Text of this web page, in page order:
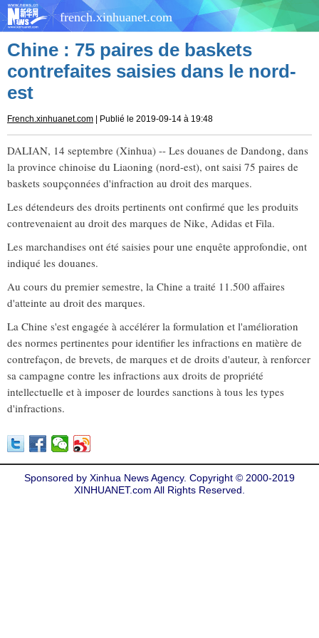
french.xinhuanet.com
Chine : 75 paires de baskets
contrefaites saisies dans le nord-
est
French.xinhuanet.com | Publié le 2019-09-14 à 19:48
DALIAN, 14 septembre (Xinhua) -- Les douanes de Dandong, dans
la province chinoise du Liaoning (nord-est), ont saisi 75 paires de
baskets soupçonnées d'infraction au droit des marques.
Les détendeurs des droits pertinents ont confirmé que les produits
contrevenaient au droit des marques de Nike, Adidas et Fila.
Les marchandises ont été saisies pour une enquête approfondie, ont
indiqué les douanes.
Au cours du premier semestre, la Chine a traité 11.500 affaires
d'atteinte au droit des marques.
La Chine s'est engagée à accélérer la formulation et l'amélioration
des normes pertinentes pour identifier les infractions en matière de
contrefaçon, de brevets, de marques et de droits d'auteur, à renforcer
sa campagne contre les infractions aux droits de propriété
intellectuelle et à imposer de lourdes sanctions à tous les types
d'infractions.
Sponsored by Xinhua News Agency. Copyright © 2000-2019
XINHUANET.com All Rights Reserved.